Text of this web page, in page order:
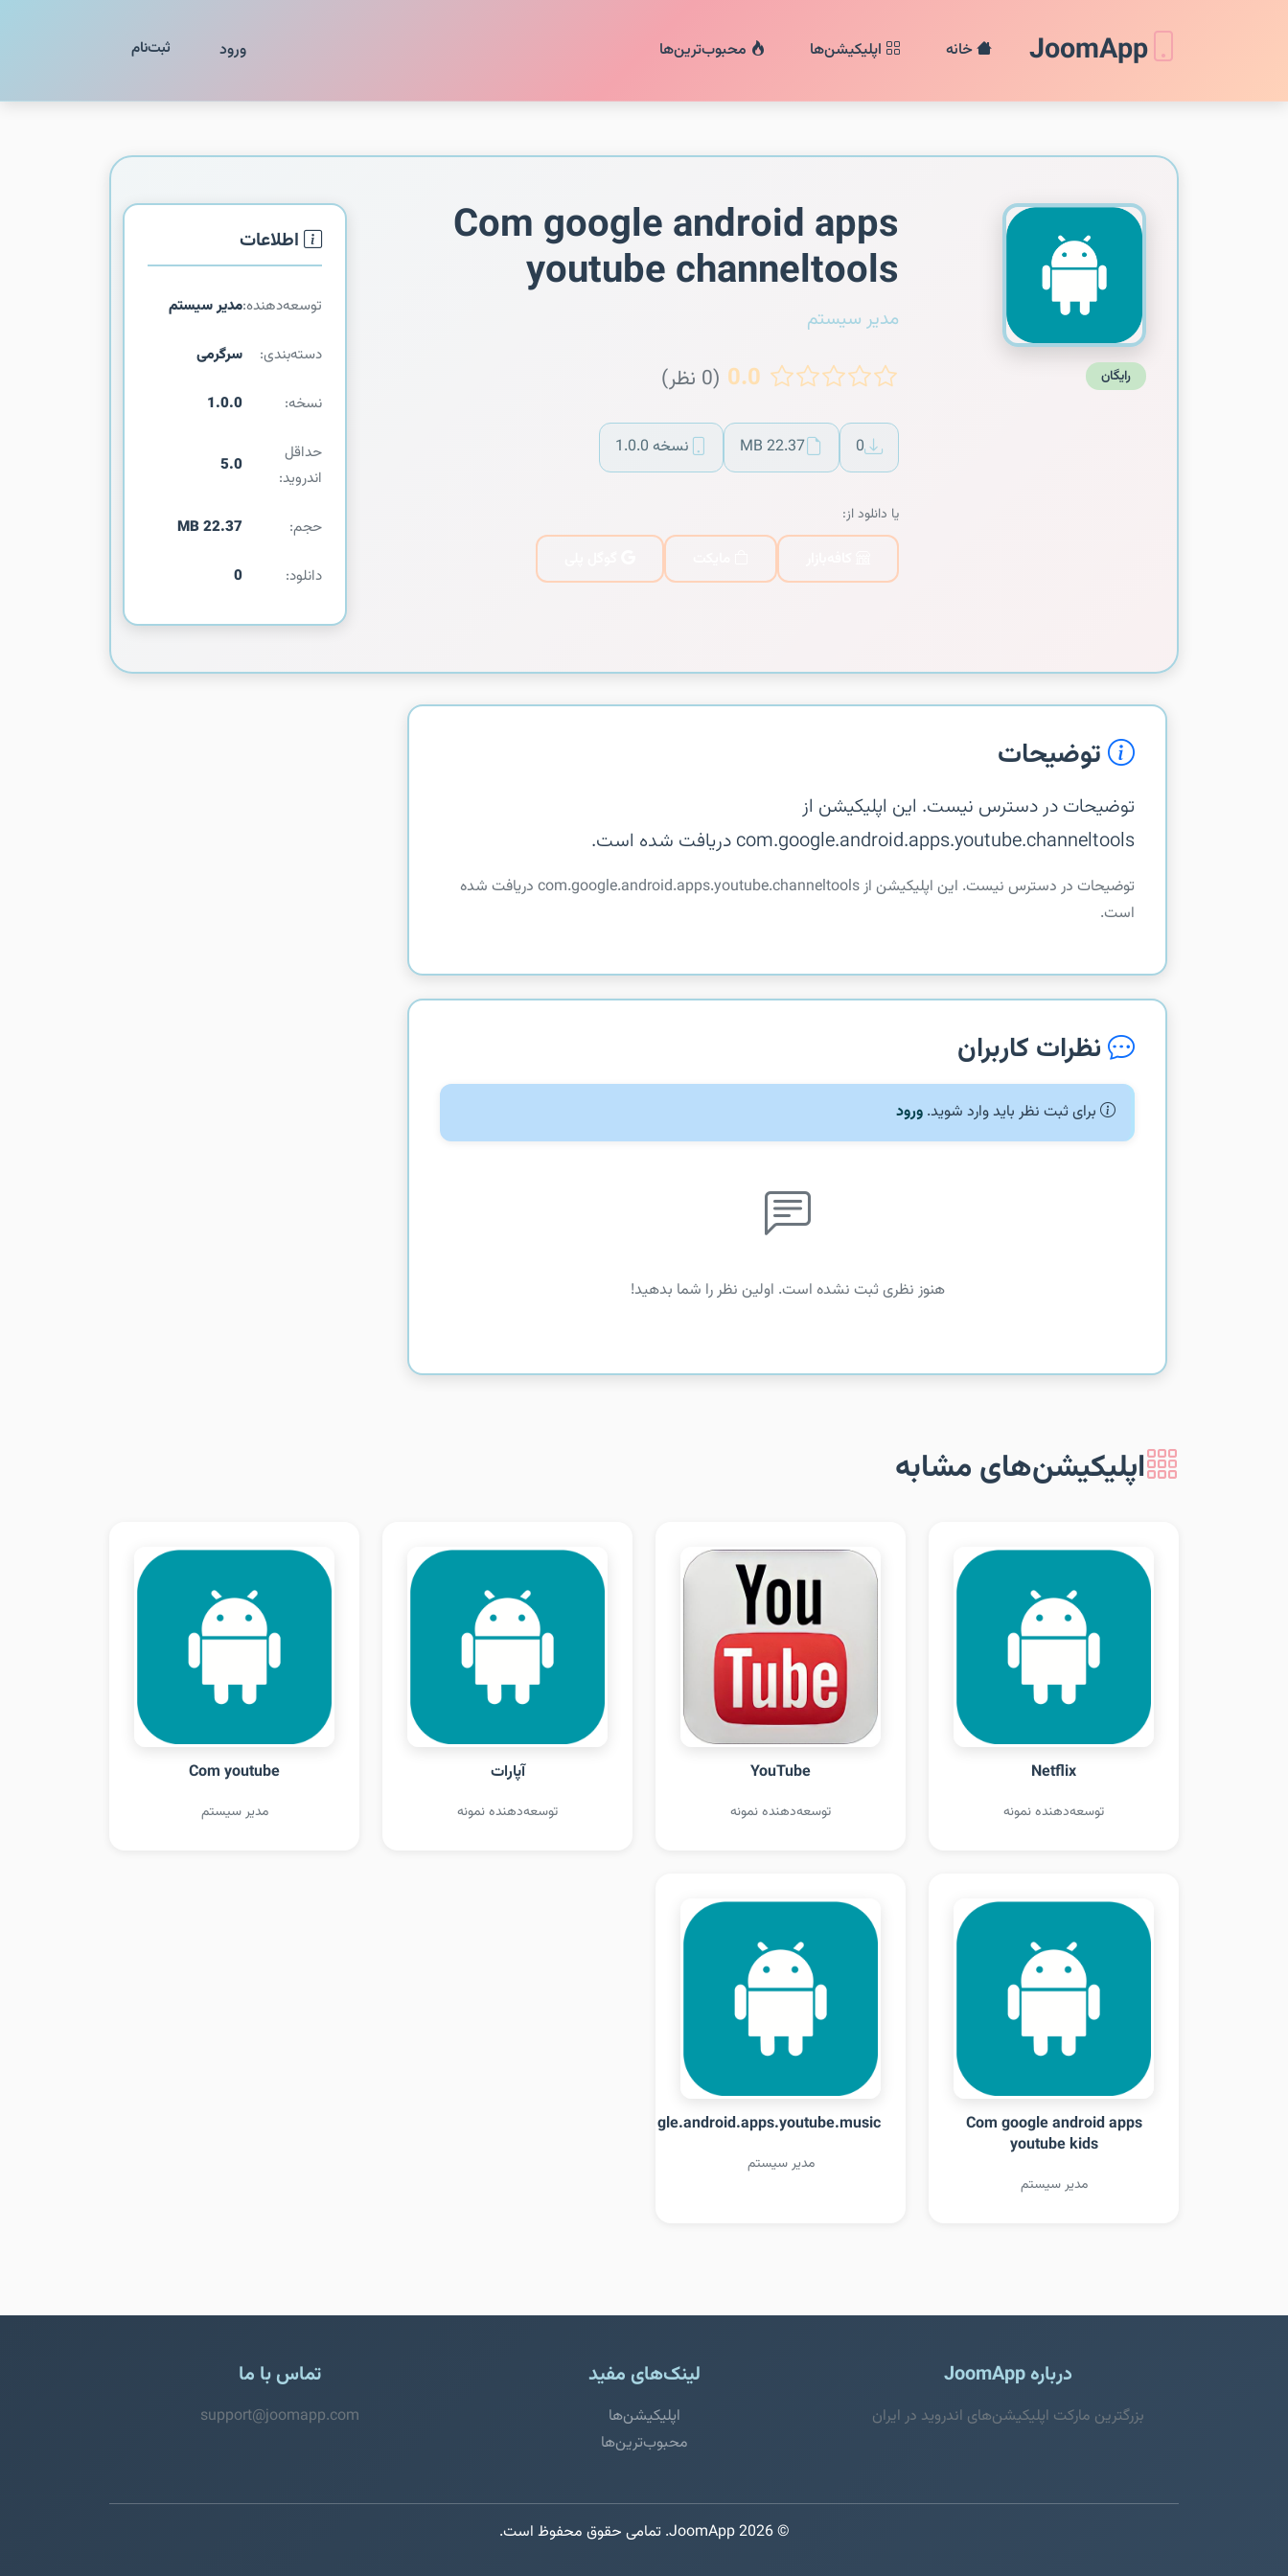
JoomApp خانه اپلیکیشن‌ها محبوب‌ترین‌ها ورود ثبت‌نام
رایگان
Com google android apps
youtube channeltools
مدیر سیستم
0.0 (0 نظر)
0
22.37 MB نسخه 1.0.0
یا دانلود از:
اطلاعات
توسعه‌دهنده:مدیر سیستم
دسته‌بندی: سرگرمی
نسخه: 1.0.0
حداقل
اندروید:
5.0
حجم: 22.37 MB
دانلود: 0
توضیحات
توضیحات در دسترس نیست. این اپلیکیشن از
com.google.android.apps.youtube.channeltools دریافت شده است.
توضیحات در دسترس نیست. این اپلیکیشن از com.google.android.apps.youtube.channeltools دریافت شده
است.
نظرات کاربران
برای ثبت نظر باید وارد شوید. ورود
هنوز نظری ثبت نشده است. اولین نظر را شما بدهید!
اپلیکیشن‌های مشابه
Netflix
توسعه‌دهنده نمونه
YouTube
توسعه‌دهنده نمونه
آپارات
توسعه‌دهنده نمونه
Com youtube
مدیر سیستم
Com google android apps
youtube kids
مدیر سیستم
com.google.android.apps.youtube.music
مدیر سیستم
درباره JoomApp
بزرگترین مارکت اپلیکیشن‌های اندروید در ایران
لینک‌های مفید
اپلیکیشن‌ها
محبوب‌ترین‌ها
تماس با ما
support@joomapp.com
© 2026 JoomApp. تمامی حقوق محفوظ است.